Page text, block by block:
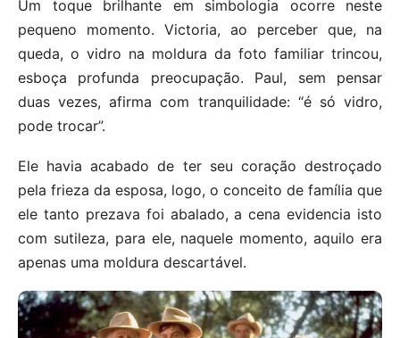
Um toque brilhante em simbologia ocorre neste
pequeno momento. Victoria, ao perceber que, na
queda, o vidro na moldura da foto familiar trincou,
esboça profunda preocupação. Paul, sem pensar
duas vezes, afirma com tranquilidade: “é só vidro,
pode trocar”.
Ele havia acabado de ter seu coração destroçado
pela frieza da esposa, logo, o conceito de família que
ele tanto prezava foi abalado, a cena evidencia isto
com sutileza, para ele, naquele momento, aquilo era
apenas uma moldura descartável.